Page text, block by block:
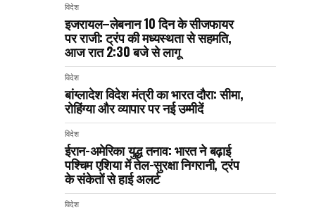
विदेश
इजरायल–लेबनान 10 दिन के सीजफायर
पर राजी: ट्रंप की मध्यस्थता से सहमति,
आज रात 2:30 बजे से लागू
विदेश
बांग्लादेश विदेश मंत्री का भारत दौरा: सीमा,
रोहिंग्या और व्यापार पर नई उम्मीदें
विदेश
ईरान-अमेरिका युद्ध तनाव: भारत ने बढ़ाई
पश्चिम एशिया में तेल-सुरक्षा निगरानी, ट्रंप
के संकेतों से हाई अलर्ट
विदेश